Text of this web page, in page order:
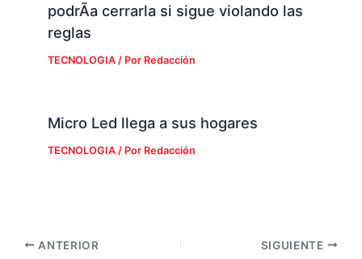
podrÃ­a cerrarla si sigue violando las
reglas
TECNOLOGIA/ Por Redacción
Micro Led llega a sus hogares
TECNOLOGIA/ Por Redacción
ANTERIOR SIGUIENTE